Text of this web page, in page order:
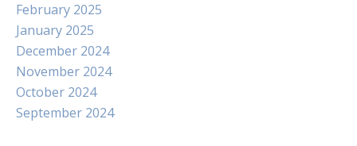
February 2025
January 2025
December 2024
November 2024
October 2024
September 2024